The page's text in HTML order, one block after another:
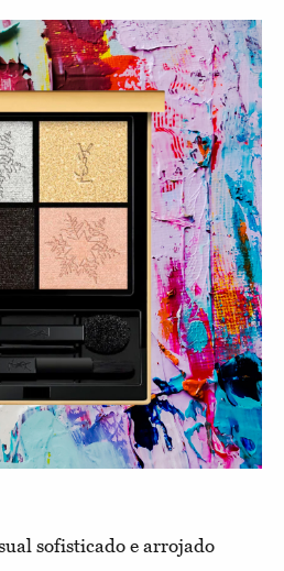
sofisticado e arrojado